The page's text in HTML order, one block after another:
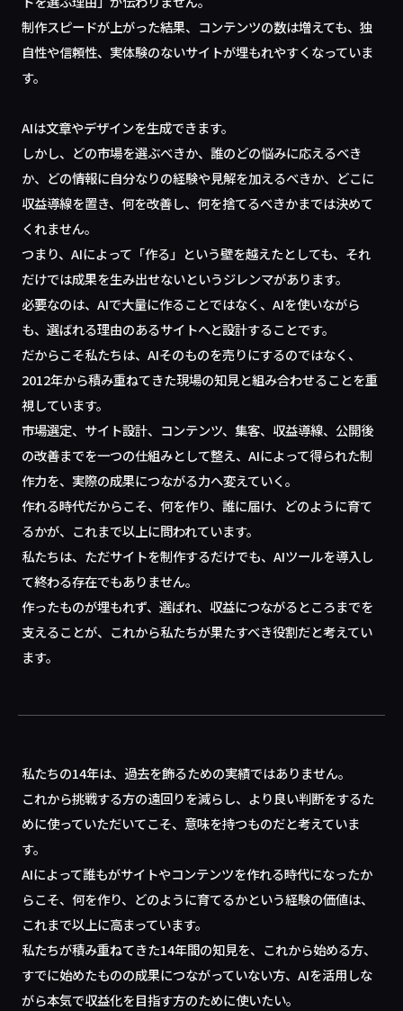
制作スピードが上がった結果、コンテンツの数は増えても、独
自性や信頼性、実体験のないサイトが埋もれやすくなっていま
す。
AIは文章やデザインを生成できます。
しかし、どの市場を選ぶべきか、誰のどの悩みに応えるべき
か、どの情報に自分なりの経験や見解を加えるべきか、どこに
収益導線を置き、何を改善し、何を捨てるべきかまでは決めて
くれません。
つまり、AIによって「作る」という壁を越えたとしても、それ
だけでは成果を生み出せないというジレンマがあります。
必要なのは、AIで大量に作ることではなく、AIを使いながら
も、選ばれる理由のあるサイトへと設計することです。
だからこそ私たちは、AIそのものを売りにするのではなく、
2012年から積み重ねてきた現場の知見と組み合わせることを重
視しています。
市場選定、サイト設計、コンテンツ、集客、収益導線、公開後
の改善までを一つの仕組みとして整え、AIによって得られた制
作力を、実際の成果につながる力へ変えていく。
作れる時代だからこそ、何を作り、誰に届け、どのように育て
るかが、これまで以上に問われています。
私たちは、ただサイトを制作するだけでも、AIツールを導入し
て終わる存在でもありません。
作ったものが埋もれず、選ばれ、収益につながるところまでを
支えることが、これから私たちが果たすべき役割だと考えてい
ます。
私たちの14年は、過去を飾るための実績ではありません。
これから挑戦する方の遠回りを減らし、より良い判断をするた
めに使っていただいてこそ、意味を持つものだと考えていま
す。
AIによって誰もがサイトやコンテンツを作れる時代になったか
らこそ、何を作り、どのように育てるかという経験の価値は、
これまで以上に高まっています。
私たちが積み重ねてきた14年間の知見を、これから始める方、
すでに始めたものの成果につながっていない方、AIを活用しな
がら本気で収益化を目指す方のために使いたい。